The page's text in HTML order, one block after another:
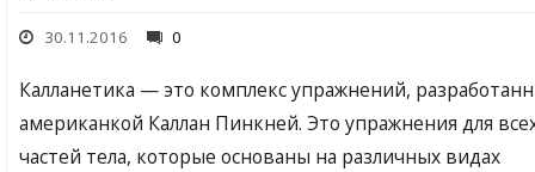
30.11.2016 0
Калланетика — это комплекс упражнений,
американкой Каллан Пинкней. Это упражнения для
частей тела, которые основаны на различных видах